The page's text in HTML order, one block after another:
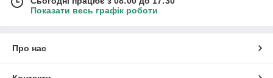
Показати весь графік роботи
Про нас